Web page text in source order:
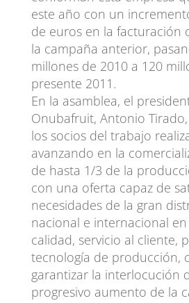
este año con un
de euros en la facturación
la campaña anterior,
millones de 2010 a 120
presente 2011.
En la asamblea, el
Onubafruit, Antonio
los socios del trabajo
avanzando en la
de hasta 1/3 de la
con una oferta capaz de
necesidades de la gran
nacional e internacional
calidad, servicio al cliente,
tecnología de producción,
garantizar la interlocución
progresivo aumento de la